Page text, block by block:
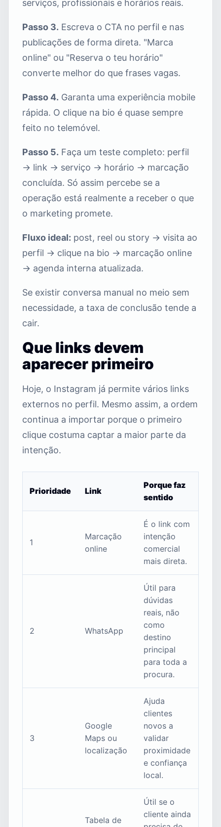
serviços, profissionais e horários reais.
Passo 3. Escreva o CTA no perfil e nas
publicações de forma direta. "Marca
online" ou "Reserva o teu horário"
converte melhor do que frases vagas.
Passo 4. Garanta uma experiência mobile
rápida. O clique na bio é quase sempre
feito no telemóvel.
Passo 5. Faça um teste completo: perfil
→ link → serviço → horário → marcação
concluída. Só assim percebe se a
operação está realmente a receber o que
o marketing promete.
Fluxo ideal: post, reel ou story → visita ao
perfil → clique na bio → marcação online
→ agenda interna atualizada.
Se existir conversa manual no meio sem
necessidade, a taxa de conclusão tende a
cair.
Que links devem
aparecer primeiro
Hoje, o Instagram já permite vários links
externos no perfil. Mesmo assim, a ordem
continua a importar porque o primeiro
clique costuma captar a maior parte da
intenção.
Prioridade Link
Porque faz
sentido
1
Marcação
online
É o link com
intenção
comercial
mais direta.
2 WhatsApp
Útil para
dúvidas
reais, não
como
destino
principal
para toda a
procura.
3
Google
Maps ou
localização
Ajuda
clientes
novos a
validar
proximidade
e confiança
local.
Tabela de
Útil se o
cliente ainda